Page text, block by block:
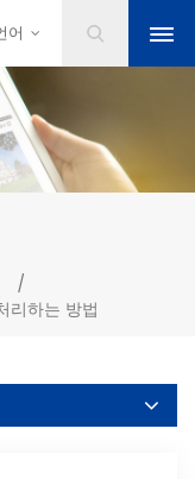
어
/
리하는 방법